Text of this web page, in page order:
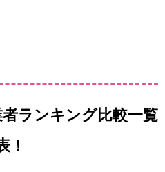
ランキング比較一覧
！